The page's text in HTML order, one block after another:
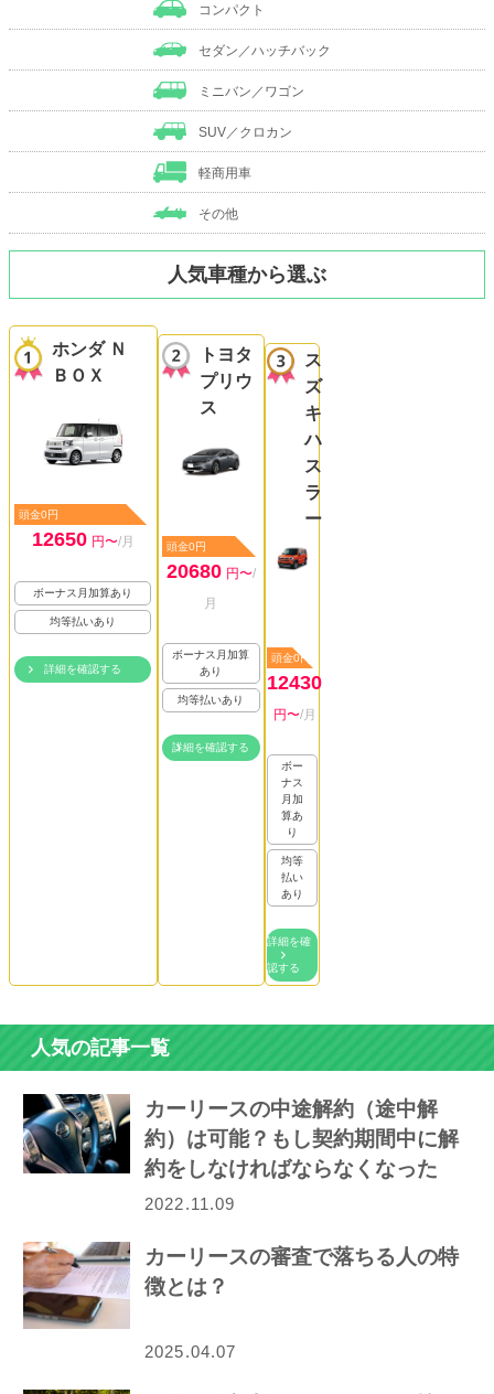
コンパクト
セダン／ハッチバック
ミニバン／ワゴン
SUV／クロカン
軽商用車
その他
人気車種から選ぶ
ホンダ Ｎ
ＢＯＸ
頭金0円
12650 円〜/月
ボーナス月加算あり
均等払いあり
詳細を確認する
トヨタ
プリウ
ス
頭金0円
20680 円〜/
月
ボーナス月加算
あり
均等払いあり
詳細を確認する
ス
ズ
キ
ハ
ス
ラ
ー
頭金0円
12430
円〜/月
ボー
ナス
月加
算あ
り
均等
払い
あり
詳細を確
認する
人気の記事一覧
カーリースの中途解約（途中解
約）は可能？もし契約期間中に解
約をしなければならなくなった
ら…
2022.11.09
カーリースの審査で落ちる人の特
徴とは？
2025.04.07